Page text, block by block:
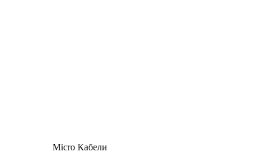
Micro Кабели